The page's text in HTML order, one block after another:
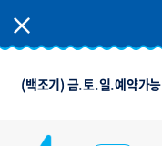
(백조기) 금.토.일.예약가능